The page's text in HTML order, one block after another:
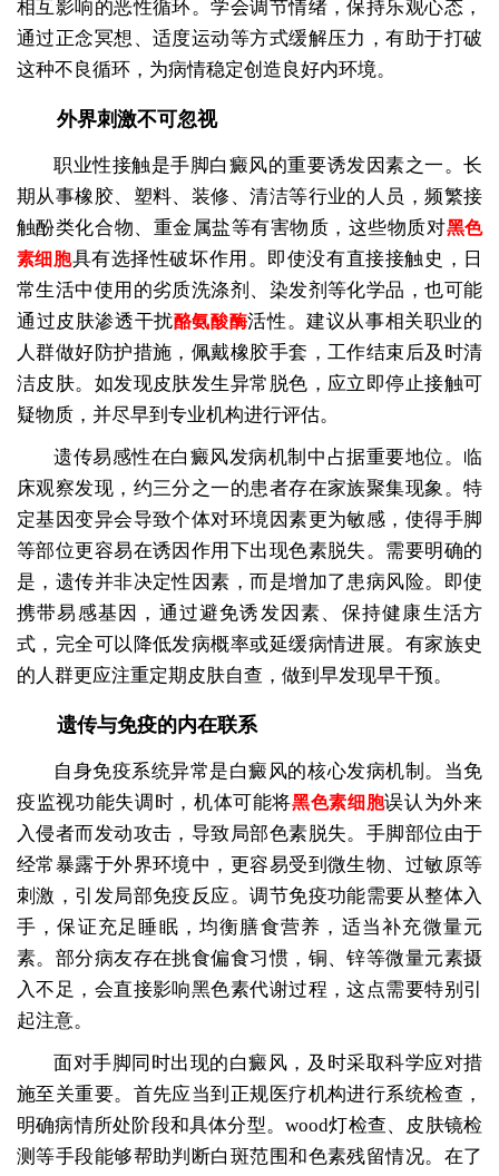
相互影响的恶性循环。学会调节情绪，保持乐观心态，
通过正念冥想、适度运动等方式缓解压力，有助于打破
这种不良循环，为病情稳定创造良好内环境。
外界刺激不可忽视
职业性接触是手脚白癜风的重要诱发因素之一。长
期从事橡胶、塑料、装修、清洁等行业的人员，频繁接
触酚类化合物、重金属盐等有害物质，这些物质对黑色
素细胞具有选择性破坏作用。即使没有直接接触史，日
常生活中使用的劣质洗涤剂、染发剂等化学品，也可能
通过皮肤渗透干扰酪氨酸酶活性。建议从事相关职业的
人群做好防护措施，佩戴橡胶手套，工作结束后及时清
洁皮肤。如发现皮肤发生异常脱色，应立即停止接触可
疑物质，并尽早到专业机构进行评估。
遗传易感性在白癜风发病机制中占据重要地位。临
床观察发现，约三分之一的患者存在家族聚集现象。特
定基因变异会导致个体对环境因素更为敏感，使得手脚
等部位更容易在诱因作用下出现色素脱失。需要明确的
是，遗传并非决定性因素，而是增加了患病风险。即使
携带易感基因，通过避免诱发因素、保持健康生活方
式，完全可以降低发病概率或延缓病情进展。有家族史
的人群更应注重定期皮肤自查，做到早发现早干预。
遗传与免疫的内在联系
自身免疫系统异常是白癜风的核心发病机制。当免
疫监视功能失调时，机体可能将黑色素细胞误认为外来
入侵者而发动攻击，导致局部色素脱失。手脚部位由于
经常暴露于外界环境中，更容易受到微生物、过敏原等
刺激，引发局部免疫反应。调节免疫功能需要从整体入
手，保证充足睡眠，均衡膳食营养，适当补充微量元
素。部分病友存在挑食偏食习惯，铜、锌等微量元素摄
入不足，会直接影响黑色素代谢过程，这点需要特别引
起注意。
面对手脚同时出现的白癜风，及时采取科学应对措
施至关重要。首先应当到正规医疗机构进行系统检查，
明确病情所处阶段和具体分型。wood灯检查、皮肤镜检
测等手段能够帮助判断白斑范围和色素残留情况。在了